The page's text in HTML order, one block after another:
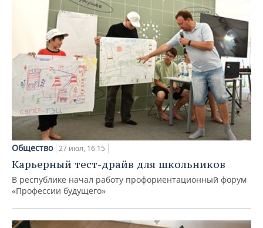
Общество 27 июл, 16:15
Карьерный тест-драйв для школьников
В республике начал работу профориентационный форум
«Профессии будущего»